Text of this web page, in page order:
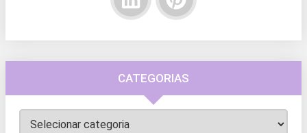
CATEGORIAS
Categorias